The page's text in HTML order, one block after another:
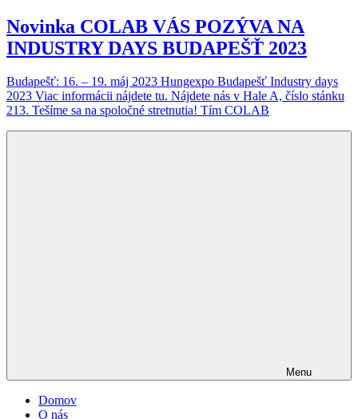
Novinka COLAB VÁS POZÝVA NA
INDUSTRY DAYS BUDAPEŠŤ 2023
Budapešť: 16. – 19. máj 2023 Hungexpo Budapešť Industry days
2023 Viac informácii nájdete tu. Nájdete nás v Hale A, číslo stánku
213. Tešíme sa na spoločné stretnutia! Tím COLAB
Menu
Domov
O nás